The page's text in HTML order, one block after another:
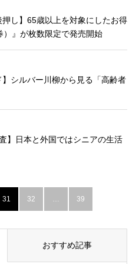
押し】65歳以上を対象にしたお得
』が枚数限定で発売開始
】シルバー川柳から見る「高齢者
】日本と外国ではシニアの生活
31 32 … 39
おすすめ記事